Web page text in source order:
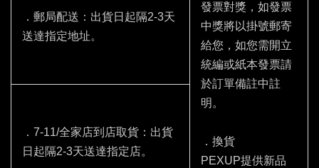
發票對獎，如發票
中獎將以掛號郵寄
給您，如您需開立
統編或紙本發票請
於訂單備註中註
明。
．換貨
PEXUP提供新品
．郵局配送：出貨日起隔2-3天
送達指定地址。
．7-11/全家店到店取貨：出貨
日起隔2-3天送達指定店。